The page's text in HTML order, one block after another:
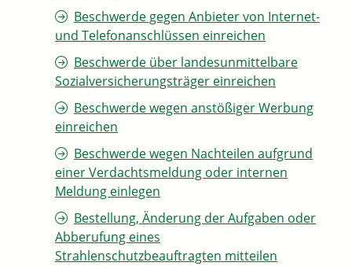
Beschwerde gegen Anbieter von Internet-
und Telefonanschlüssen einreichen
Beschwerde über landesunmittelbare
Sozialversicherungsträger einreichen
Beschwerde wegen anstößiger Werbung
einreichen
Beschwerde wegen Nachteilen aufgrund
einer Verdachtsmeldung oder internen
Meldung einlegen
Bestellung, Änderung der Aufgaben oder
Abberufung eines
Strahlenschutzbeauftragten mitteilen